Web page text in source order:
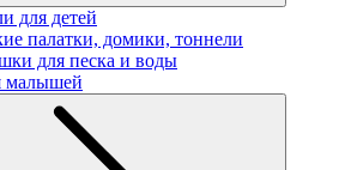
для детей
палатки, домики, тоннели
для песка и воды
малышей